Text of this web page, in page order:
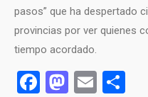
pasos” que ha despertado
provincias por ver quienes
tiempo acordado.
FacebookEmail